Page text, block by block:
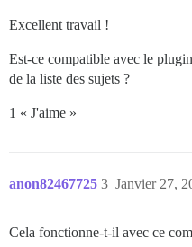
Excellent travail !
Est-ce compatible avec le
de la liste des sujets ?
1 « J'aime »
anon82467725 Janvier 27,
3
Cela fonctionne-t-il avec ce